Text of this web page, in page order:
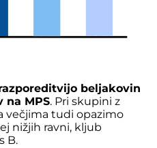
beljakovin
na MPS. Pri skupini z
večjima tudi opazimo
nižjih ravni, kljub
B.